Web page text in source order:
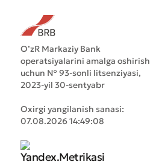
O’zR Markaziy Bank
operatsiyalarini amalga oshirish
uchun № 93-sonli litsenziyasi,
2023-yil 30-sentyabr
Oxirgi yangilanish sanasi:
07.08.2026 14:49:08